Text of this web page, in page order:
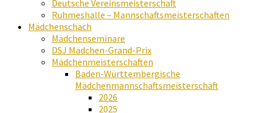
Deutsche Vereinsmeisterschaft
Ruhmeshalle – Mannschaftsmeisterschaften
Mädchenschach
Mädchenseminare
DSJ Mädchen-Grand-Prix
Mädchenmeisterschaften
Baden-Württembergische
Mädchenmannschaftsmeisterschaft
2026
2025